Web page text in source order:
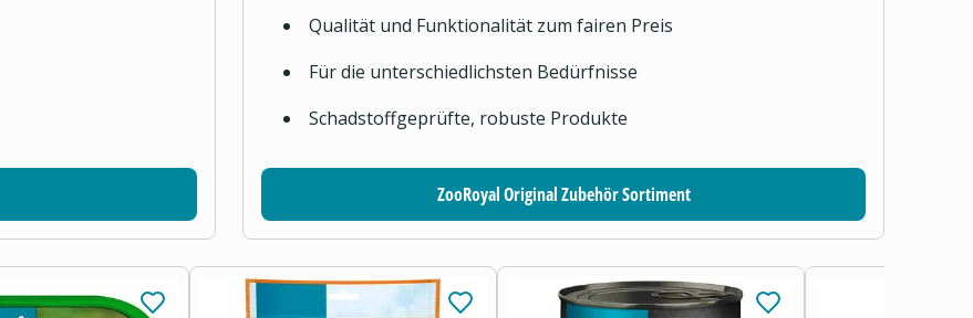
Qualität und Funktionalität zum fairen Preis
Für die unterschiedlichsten Bedürfnisse
Schadstoffgeprüfte, robuste Produkte
ZooRoyal Original Zubehör Sortiment